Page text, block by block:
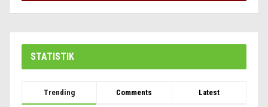
STATISTIK
Trending Comments Latest